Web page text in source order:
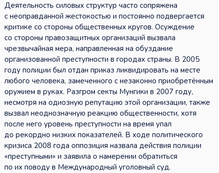
Деятельность силовых структур часто сопряжена
с неоправданной жестокостью и постоянно подвергается
критике со стороны общественных кругов. Осуждение
со стороны правозащитных организаций вызвала
чрезвычайная мера, направленная на обуздание
организованной преступности в городах страны. В 2005
году полиции был отдан приказ ликвидировать на месте
любого человека, замеченного с незаконно приобретённым
оружием в руках. Разгром секты Мунгики в 2007 году,
несмотря на одиозную репутацию этой организации, также
вызвал неоднозначную реакцию общественности, хотя
после него уровень преступности на время упал
до рекордно низких показателей. В ходе политического
кризиса 2008 года оппозиция назвала действия полиции
«преступными» и заявила о намерении обратиться
по их поводу в Международный уголовный суд.